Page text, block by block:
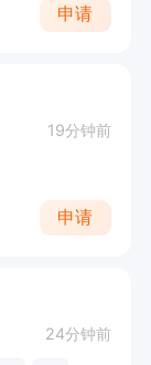
申请
19分钟前
申请
24分钟前